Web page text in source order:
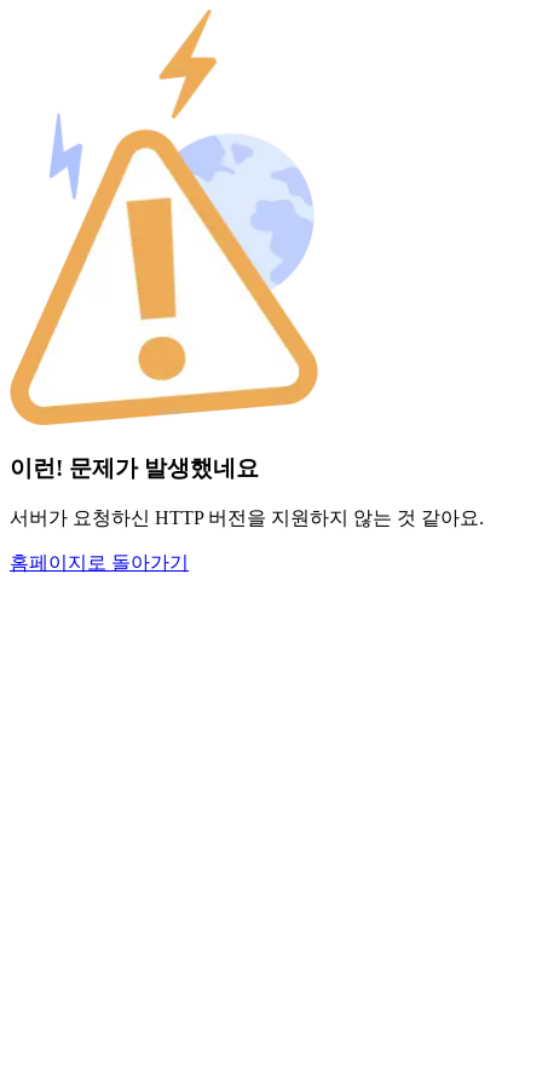
이런! 문제가 발생했네요
서버가 요청하신 HTTP 버전을 지원하지 않는 것 같아요.
홈페이지로 돌아가기